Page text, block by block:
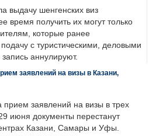
выдачу шенгенских виз
время получить их могут только
которые ранее
с туристическими, деловыми
аннулируют.
заявлений на визы в Казани,
прием заявлений на визы в трех
июня документы перестанут
Казани, Самары и Уфы.